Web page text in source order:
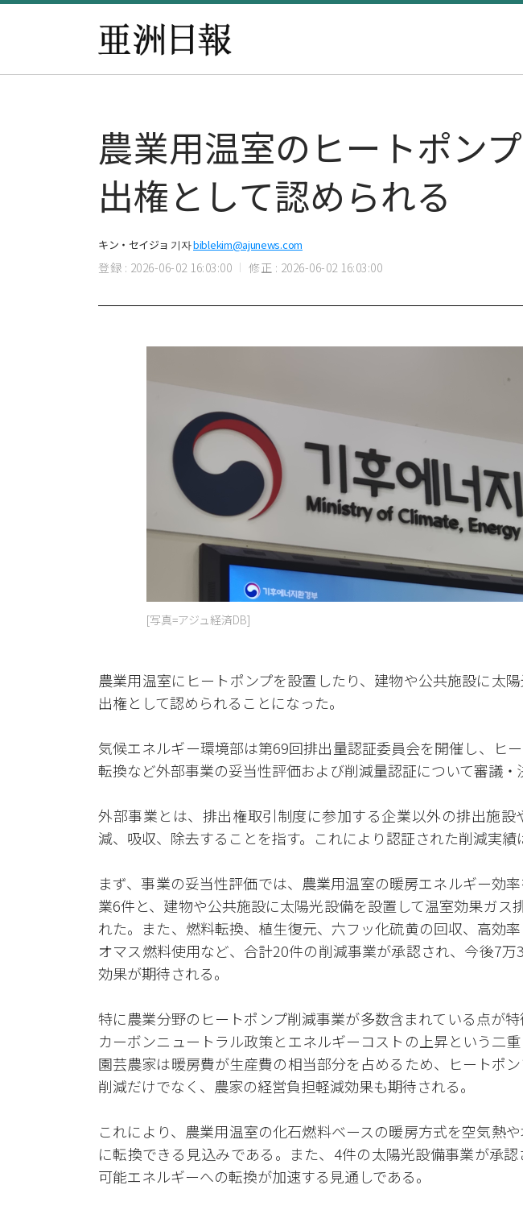
農業用温室のヒートポン
出権として認められる
キン・セイジョ 기자biblekim@ajunews.com
登録 : 2026-06-02 16:03:00 修正 : 2026-06-02 16:03:00
[写真=アジュ経済DB]
農業用温室にヒートポンプを設置したり、建物や公共施設に太
出権として認められることになった。
気候エネルギー環境部は第69回排出量認証委員会を開催し、ヒ
転換など外部事業の妥当性評価および削減量認証について審議・
外部事業とは、排出権取引制度に参加する企業以外の排出施設
減、吸収、除去することを指す。これにより認証された削減実績
まず、事業の妥当性評価では、農業用温室の暖房エネルギー効
業6件と、建物や公共施設に太陽光設備を設置して温室効果ガス
れた。また、燃料転換、植生復元、六フッ化硫黄の回収、高効
オマス燃料使用など、合計20件の削減事業が承認され、今後7
効果が期待される。
特に農業分野のヒートポンプ削減事業が多数含まれている点が
カーボンニュートラル政策とエネルギーコストの上昇という二
園芸農家は暖房費が生産費の相当部分を占めるため、ヒートポ
削減だけでなく、農家の経営負担軽減効果も期待される。
これにより、農業用温室の化石燃料ベースの暖房方式を空気熱
に転換できる見込みである。また、4件の太陽光設備事業が承
可能エネルギーへの転換が加速する見通しである。